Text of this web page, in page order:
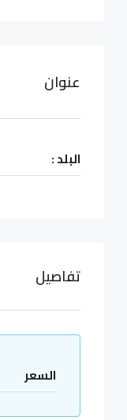
عنوان
البلد :
تفاصيل
السعر